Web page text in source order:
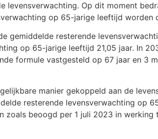
levensverwachting. Op dit moment
op 65-jarige leeftijd worden
gemiddelde resterende
op 65-jarige leeftijd 21,05 jaar. In
formule vastgesteld op 67 jaar en 3
manier gekoppeld aan de
resterende levensverwachting
zoals beoogd per 1 juli 2023 in